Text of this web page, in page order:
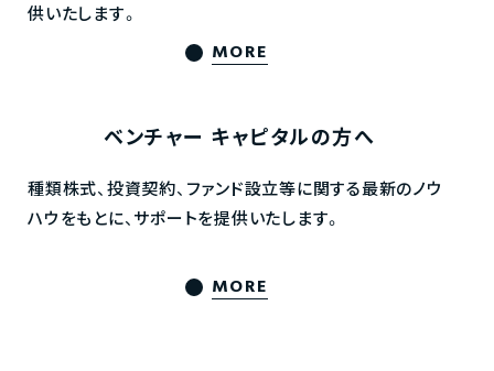
供いたします。
MORE
ベンチャー キャピタルの方へ
種類株式、投資契約、ファンド設立等に関する最新のノウ
ハウをもとに、サポートを提供いたします。
MORE